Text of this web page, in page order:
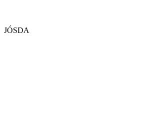
JÓSDA